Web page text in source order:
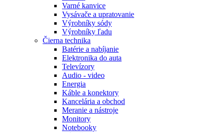
Varné kanvice
Vysávače a upratovanie
Výrobníky sódy
Výrobníky ľadu
Čierna technika
Batérie a nabíjanie
Elektronika do auta
Televízory
Audio - video
Energia
Káble a konektory
Kancelária a obchod
Meranie a nástroje
Monitory
Notebooky